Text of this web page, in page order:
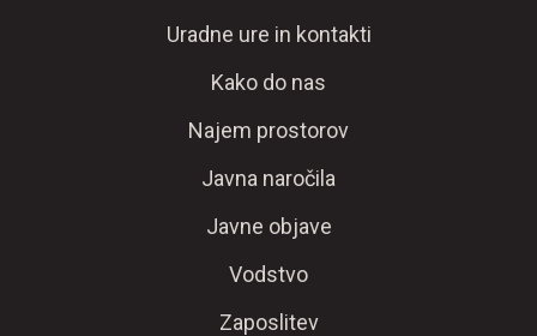
Uradne ure in kontakti
Kako do nas
Najem prostorov
Javna naročila
Javne objave
Vodstvo
Zaposlitev